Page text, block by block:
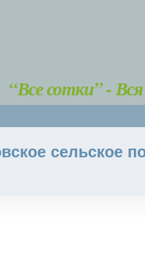
“Все сотки” -
сельское